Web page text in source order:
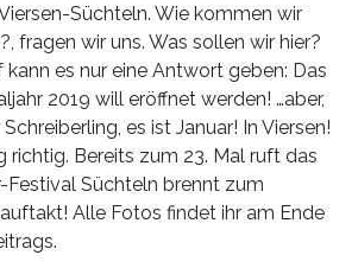
Süchteln. Wie kommen wir
fragen wir uns. Was sollen wir hier?
kann es nur eine Antwort geben: Das
2019 will eröffnet werden! …aber,
es ist Januar! In Viersen!
richtig. Bereits zum 23. Mal ruft das
Festival Süchteln brennt zum
Alle Fotos findet ihr am Ende